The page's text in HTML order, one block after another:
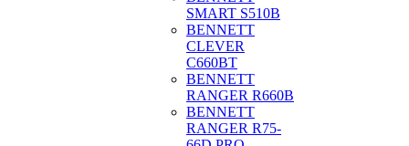
SMART S510B
BENNETT
CLEVER
C660BT
BENNETT
RANGER R660B
BENNETT
RANGER R75-